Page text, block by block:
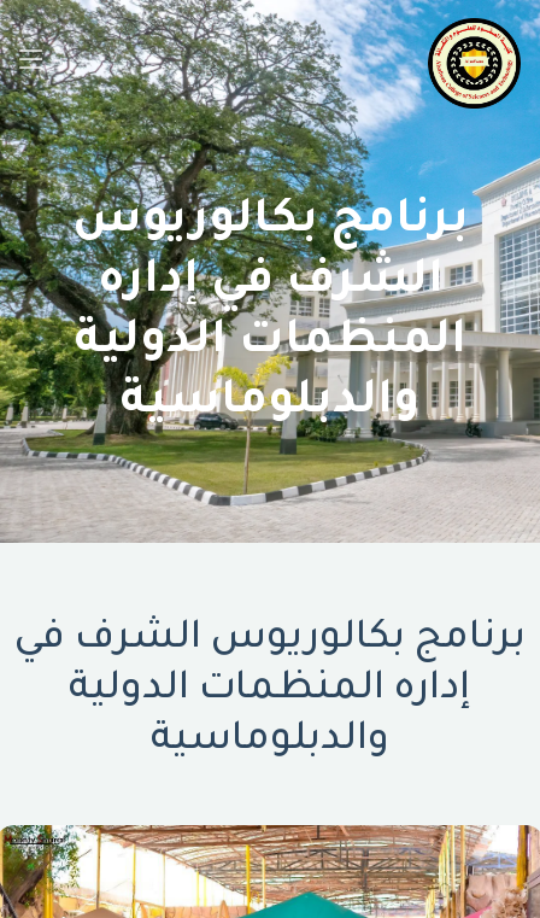
برنامج بكالوريوس
الشرف في إداره
المنظمات الدولية
والدبلوماسية
برنامج بكالوريوس الشرف في
إداره المنظمات الدولية
والدبلوماسية